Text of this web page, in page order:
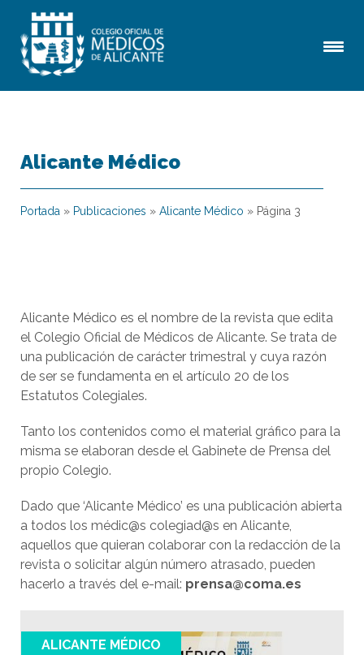
Alicante Médico
Portada » Publicaciones » Alicante Médico » Página 3
Alicante Médico es el nombre de la revista que edita
el Colegio Oficial de Médicos de Alicante. Se trata de
una publicación de carácter trimestral y cuya razón
de ser se fundamenta en el artículo 20 de los
Estatutos Colegiales.
Tanto los contenidos como el material gráfico para la
misma se elaboran desde el Gabinete de Prensa del
propio Colegio.
Dado que ‘Alicante Médico’ es una publicación abierta
a todos los médic@s colegiad@s en Alicante,
aquellos que quieran colaborar con la redacción de la
revista o solicitar algún número atrasado, pueden
hacerlo a través del e-mail: prensa@coma.es
ALICANTE MÉDICO